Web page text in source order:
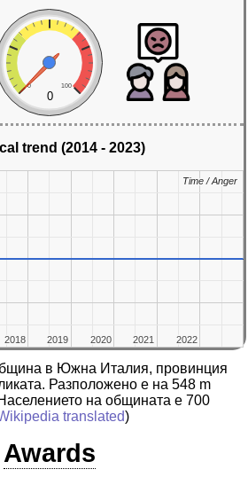
0 100
0
trend (2014 - 2023)
2018
2018 2019
2019 2020
2020 2021
2021 2022
2022
Time / Anger
Time / Anger
в Южна Италия, провинция
Разположено е на 548 m
на общината е 700
translated)
Awards